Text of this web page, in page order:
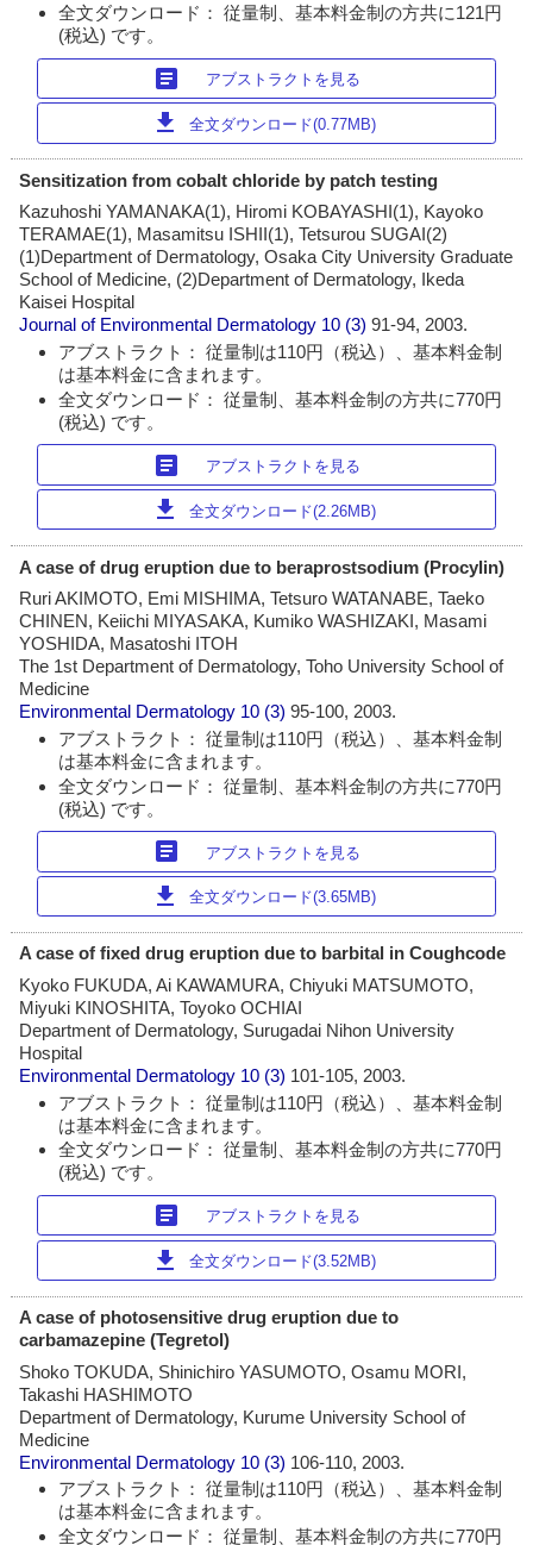
全文ダウンロード： 従量制、基本料金制の方共に121円
(税込) です。
article アブストラクトを見る
download 全文ダウンロード(0.77MB)
Sensitization from cobalt chloride by patch testing
Kazuhoshi YAMANAKA(1), Hiromi KOBAYASHI(1), Kayoko
TERAMAE(1), Masamitsu ISHII(1), Tetsurou SUGAI(2)
(1)Department of Dermatology, Osaka City University Graduate
School of Medicine, (2)Department of Dermatology, Ikeda
Kaisei Hospital
Journal of Environmental Dermatology 10 (3)91-94, 2003.
アブストラクト： 従量制は110円（税込）、基本料金制
は基本料金に含まれます。
全文ダウンロード： 従量制、基本料金制の方共に770円
(税込) です。
article アブストラクトを見る
download 全文ダウンロード(2.26MB)
A case of drug eruption due to beraprostsodium (Procylin)
Ruri AKIMOTO, Emi MISHIMA, Tetsuro WATANABE, Taeko
CHINEN, Keiichi MIYASAKA, Kumiko WASHIZAKI, Masami
YOSHIDA, Masatoshi ITOH
The 1st Department of Dermatology, Toho University School of
Medicine
Environmental Dermatology 10 (3)95-100, 2003.
アブストラクト： 従量制は110円（税込）、基本料金制
は基本料金に含まれます。
全文ダウンロード： 従量制、基本料金制の方共に770円
(税込) です。
article アブストラクトを見る
download 全文ダウンロード(3.65MB)
A case of fixed drug eruption due to barbital in Coughcode
Kyoko FUKUDA, Ai KAWAMURA, Chiyuki MATSUMOTO,
Miyuki KINOSHITA, Toyoko OCHIAI
Department of Dermatology, Surugadai Nihon University
Hospital
Environmental Dermatology 10 (3) 101-105, 2003.
アブストラクト： 従量制は110円（税込）、基本料金制
は基本料金に含まれます。
全文ダウンロード： 従量制、基本料金制の方共に770円
(税込) です。
article アブストラクトを見る
download 全文ダウンロード(3.52MB)
A case of photosensitive drug eruption due to
carbamazepine (Tegretol)
Shoko TOKUDA, Shinichiro YASUMOTO, Osamu MORI,
Takashi HASHIMOTO
Department of Dermatology, Kurume University School of
Medicine
Environmental Dermatology 10 (3) 106-110, 2003.
アブストラクト： 従量制は110円（税込）、基本料金制
は基本料金に含まれます。
全文ダウンロード： 従量制、基本料金制の方共に770円